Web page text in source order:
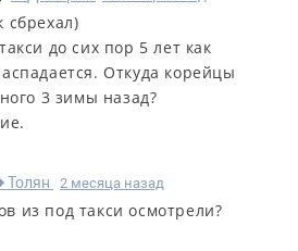
сбрехал)
до сих пор 5 лет как
Откуда корейцы
3 зимы назад?
Толян 2 месяца назад
из под такси осмотрели?